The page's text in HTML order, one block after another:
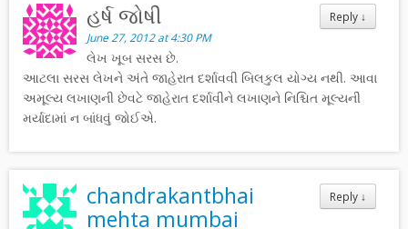
Reply ↓
હર્ષ જોષી
June 27, 2012 at 4:30 PM
લેખ ખૂબ સરસ છે.
આટલા સરસ લેખને અંતે જાહેરાત દર્શાવવી બિલકુલ યોગ્ય નથી. આવા
અમૂલ્ય લખાણની છેવટે જાહેરાત દર્શાવીને લખાણને નિશ્ચિત મૂલ્યની
મર્યાદામાં ન બાંધવું જોઈએ.
Reply ↓
chandrakantbhai
mehta mumbai